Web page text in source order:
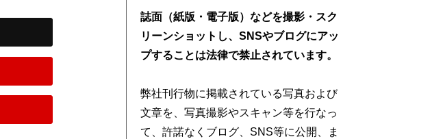
誌面（紙版・電子版）などを撮影・スク
リーンショットし、SNSやブログにアッ
プすることは法律で禁止されています。
弊社刊行物に掲載されている写真および
文章を、写真撮影やスキャン等を行なっ
て、許諾なくブログ、SNS等に公開、ま